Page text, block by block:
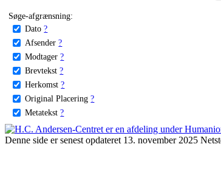
Søge-afgrænsning:
Dato ?
Afsender ?
Modtager ?
Brevtekst ?
Herkomst ?
Original Placering ?
Metatekst ?
Denne side er senest opdateret 13. november 2025